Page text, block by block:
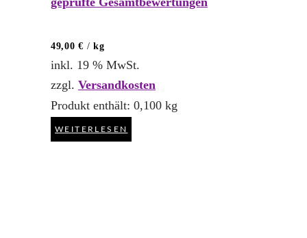
5.00
49,00€ /kg
inkl. 19 % MwSt.
zzgl. Versandkosten
Produkt enthält: 0,100 kg
WEITERLESEN